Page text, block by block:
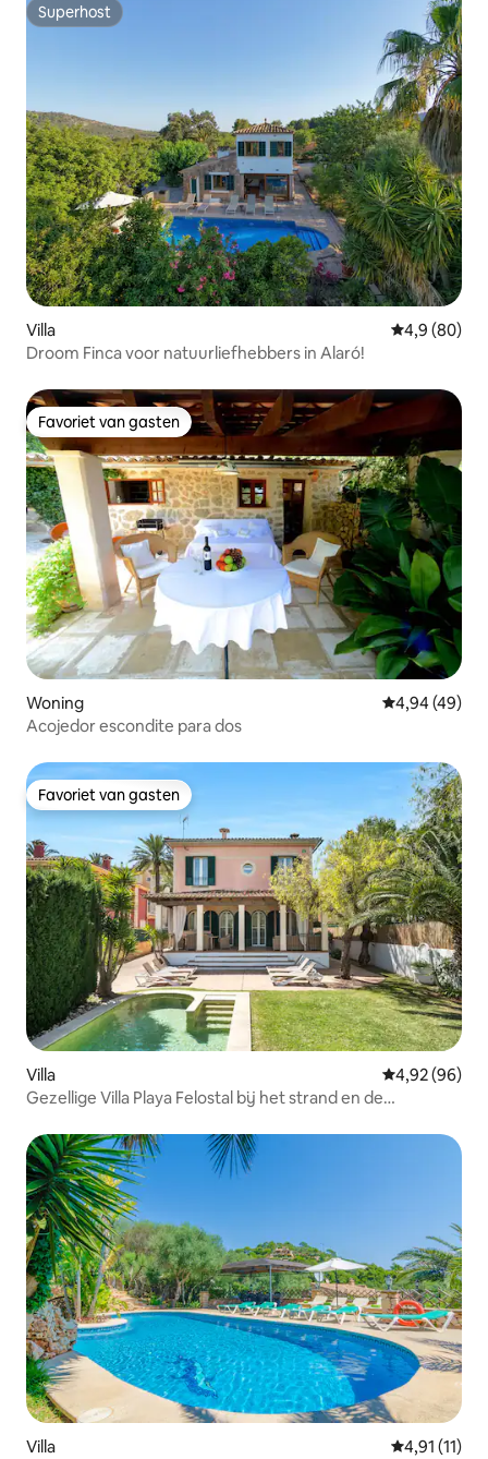
Superhost
Superhost
Villa Gemiddelde
4,9 (80)
Droom Finca voor natuurliefhebbers in Alaró!
Favoriet van gasten
Favoriet van gasten
Woning Gemiddelde
4,94 (49)
Acojedor escondite para dos
Favoriet van gasten
Favoriet van gasten
Villa Gemiddelde
4,92 (96)
Gezellige Villa Playa Felostal bij het strand en de
Villa Gemiddelde
4,91 (11)